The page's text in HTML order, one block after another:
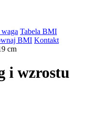
Tabela BMI
BMI Kontakt
cm
i wzrostu